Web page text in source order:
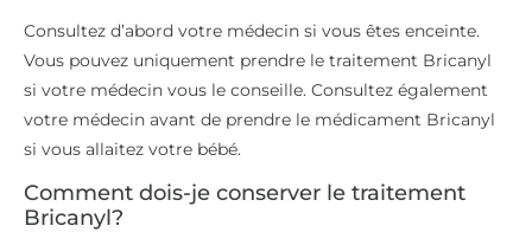
Consultez d’abord votre médecin si vous êtes enceinte.
Vous pouvez uniquement prendre le traitement Bricanyl
si votre médecin vous le conseille. Consultez également
votre médecin avant de prendre le médicament Bricanyl
si vous allaitez votre bébé.
Comment dois-je conserver le traitement
Bricanyl?